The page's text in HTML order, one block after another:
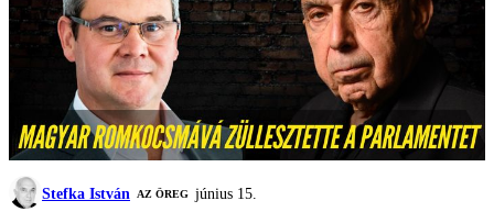
Stefka István AZ ÖREG június 15.